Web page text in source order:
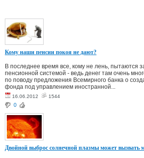
Кому наши пенсии покоя не дают?
В последнее время все, кому не лень, пытаются
пенсионной системой - ведь денег там очень
по поводу предложения Всемирного банка о
фонда под управлением иностранной...
16.06.2012 1544
0
Двойной выброс солнечной плазмы может вызвать